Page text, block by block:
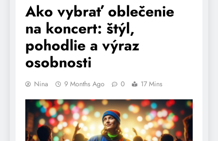
Ako vybrať oblečenie
na koncert: štýl,
pohodlie a výraz
osobnosti
Nina 9 Months Ago 0 17 Mins